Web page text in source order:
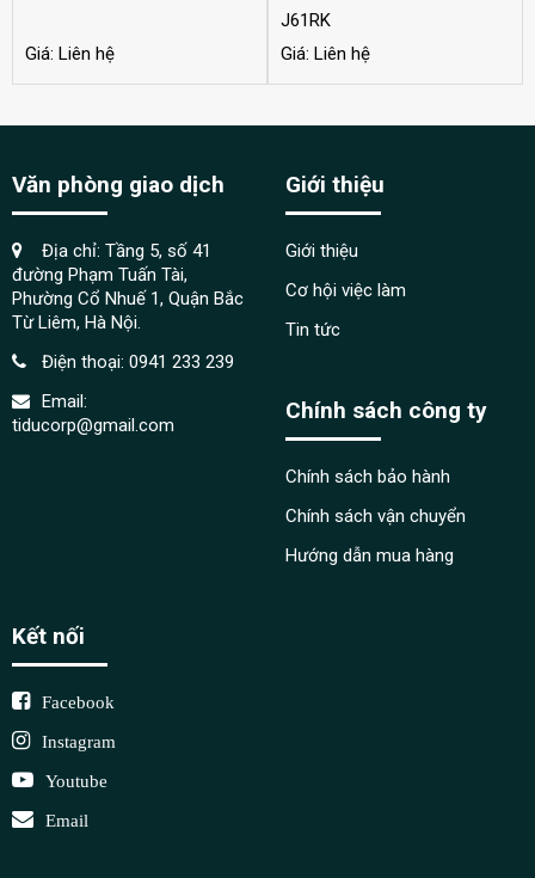
Giá: Liên hệ
J61RK
Giá: Liên hệ
Văn phòng giao dịch
Địa chỉ: Tầng 5, số 41
đường Phạm Tuấn Tài,
Phường Cổ Nhuế 1, Quận Bắc
Từ Liêm, Hà Nội.
Điện thoại: 0941 233 239
Email:
tiducorp@gmail.com
Giới thiệu
Giới thiệu
Cơ hội việc làm
Tin tức
Chính sách công ty
Chính sách bảo hành
Chính sách vận chuyển
Hướng dẫn mua hàng
Kết nối
Facebook
Instagram
Youtube
Email